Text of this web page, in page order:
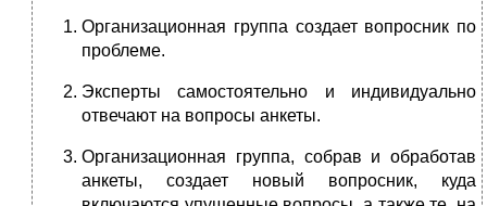
Организационная группа создает вопросник по
проблеме.
Эксперты самостоятельно и индивидуально
отвечают на вопросы анкеты.
Организационная группа, собрав и обработав
анкеты, создает новый вопросник, куда